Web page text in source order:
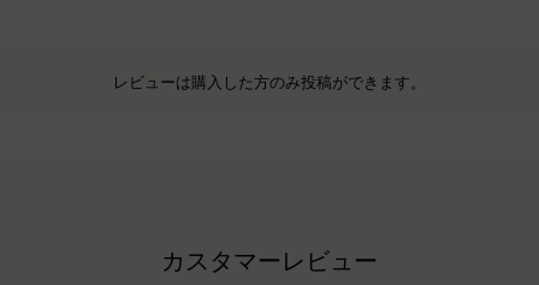
レビューは購入した方のみ投稿ができます。
カスタマーレビュー